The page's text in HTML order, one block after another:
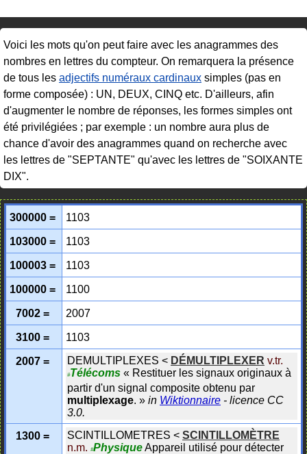
Voici les mots qu'on peut faire avec les anagrammes des
nombres en lettres du compteur. On remarquera la présence
de tous les adjectifs numéraux cardinaux simples (pas en
forme composée) : UN, DEUX, CINQ etc. D'ailleurs, afin
d'augmenter le nombre de réponses, les formes simples ont
été privilégiées ; par exemple : un nombre aura plus de
chance d'avoir des anagrammes quand on recherche avec
les lettres de "SEPTANTE" qu'avec les lettres de "SOIXANTE
DIX".
300000 =
1103
103000 =
1103
100003 =
1103
100000 =
1100
7002 =
2007
3100 =
1103
2007 =
DEMULTIPLEXES < DÉMULTIPLEXER v.tr.
#Télécoms « Restituer les signaux originaux à
partir d'un signal composite obtenu par
multiplexage. » in Wiktionnaire - licence CC
3.0.
1300 =
SCINTILLOMETRES < SCINTILLOMÈTRE
n.m. #PhysiqueAppareil utilisé pour détecter